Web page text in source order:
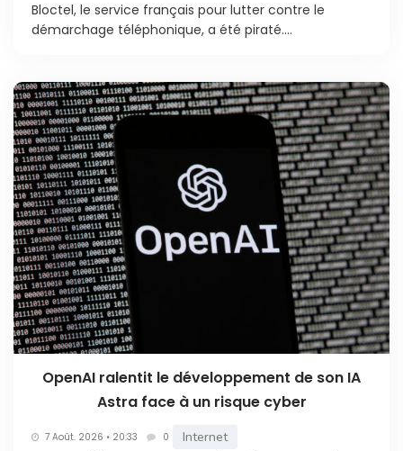
Bloctel, le service français pour lutter contre le
démarchage téléphonique, a été piraté....
OpenAI ralentit le développement de son IA
Astra face à un risque cyber
7 Août. 2026 • 20:33 0 Internet